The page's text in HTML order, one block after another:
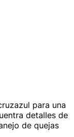
para una
detalles de
de quejas